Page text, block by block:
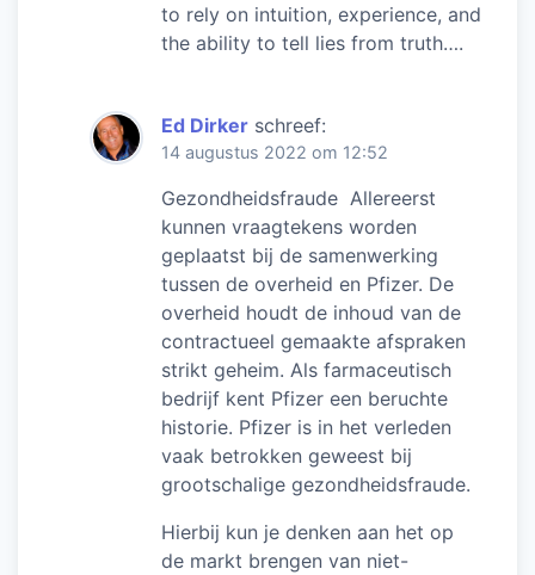
to rely on intuition, experience, and
the ability to tell lies from truth….
Ed Dirker schreef:
14 augustus 2022 om 12:52
Gezondheidsfraude Allereerst
kunnen vraagtekens worden
geplaatst bij de samenwerking
tussen de overheid en Pfizer. De
overheid houdt de inhoud van de
contractueel gemaakte afspraken
strikt geheim. Als farmaceutisch
bedrijf kent Pfizer een beruchte
historie. Pfizer is in het verleden
vaak betrokken geweest bij
grootschalige gezondheidsfraude.
Hierbij kun je denken aan het op
de markt brengen van niet-